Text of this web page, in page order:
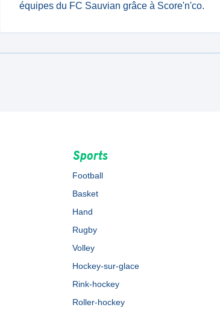
équipes du FC Sauvian grâce à Score'n'co.
Sports
Football
Basket
Hand
Rugby
Volley
Hockey-sur-glace
Rink-hockey
Roller-hockey